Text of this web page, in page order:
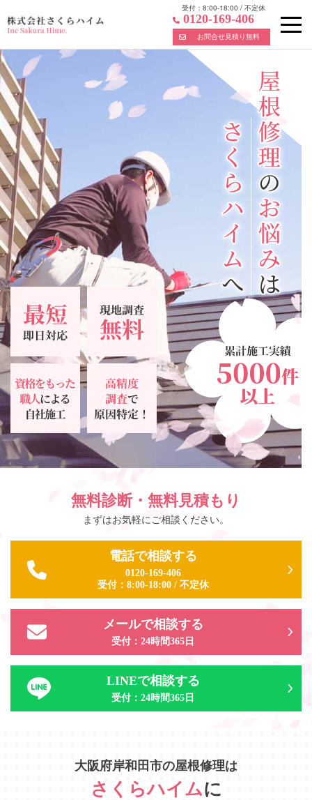
Skip
to
content
受付： 8:00-18:00 / 不定休
0120-169-406
お問合せ見積り無料
無料診断・無料見積もり
まずはお気軽にご相談ください。
電話で相談する
0120-169-406
受付： 8:00-18:00/ 不定休
メールで相談する
受付：24時間365日
LINEで相談する
受付：24時間365日
大阪府岸和田市の屋根修理は
さくらハイムに